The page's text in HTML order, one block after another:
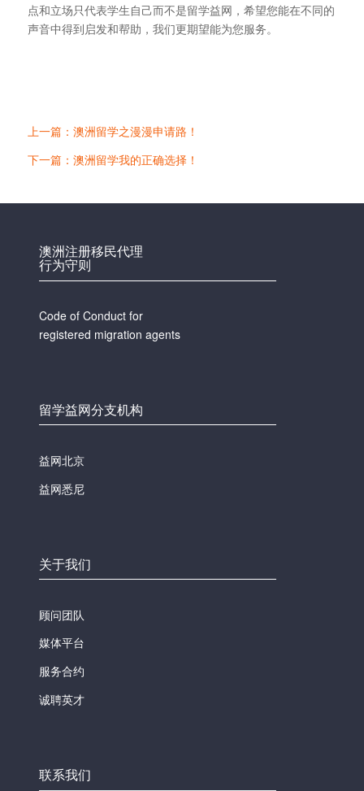
点和立场只代表学生自己而不是留学益网，希望您能在不同的
声音中得到启发和帮助，我们更期望能为您服务。
上一篇：澳洲留学之漫漫申请路！
下一篇：澳洲留学我的正确选择！
澳洲注册移民代理
行为守则
Code of Conduct for
registered migration agents
留学益网分支机构
益网北京
益网悉尼
关于我们
顾问团队
媒体平台
服务合约
诚聘英才
联系我们